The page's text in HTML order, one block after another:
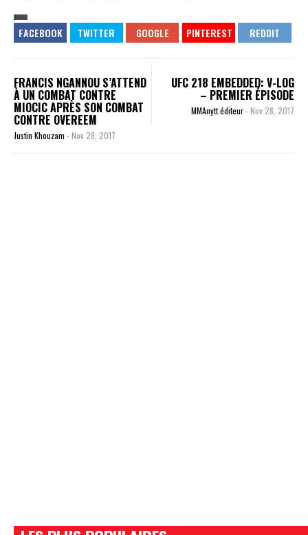
FRANCIS NGANNOU S’ATTEND
À UN COMBAT CONTRE
MIOCIC APRÈS SON COMBAT
CONTRE OVEREEM
Justin Khouzam - Nov 28, 2017
UFC 218 EMBEDDED: V-LOG
– PREMIER ÉPISODE
MMAnytt éditeur- Nov 28, 2017